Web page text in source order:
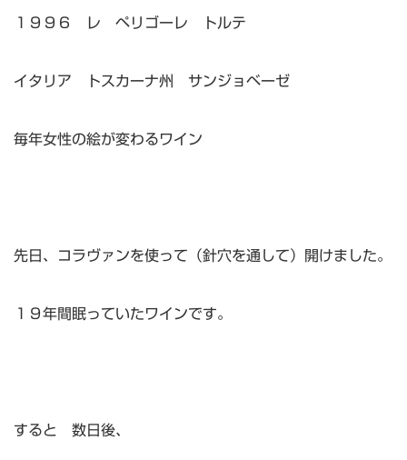
１９９６ レ ペリゴーレ トルテ
イタリア トスカーナ州 サンジョベーゼ
毎年女性の絵が変わるワイン
先日、コラヴァンを使って（針穴を通して）開けました。
１９年間眠っていたワインです。
すると 数日後、